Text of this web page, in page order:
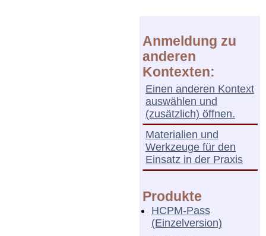
Anmeldung zu
anderen
Kontexten:
Einen anderen Kontext
auswählen und
(zusätzlich) öffnen.
Materialien und
Werkzeuge für den
Einsatz in der Praxis
Produkte
HCPM-Pass
(Einzelversion)